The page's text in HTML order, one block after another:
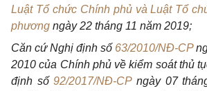
Luật Tổ chức Chính phủ và Luật Tổ
phương ngày 22 tháng 11 năm 2019;
Căn cứ Nghị định số 63/2010/NĐ-CP
2010 của Chính phủ về kiểm soát thủ
định số92/2017/NĐ-CPngày 07